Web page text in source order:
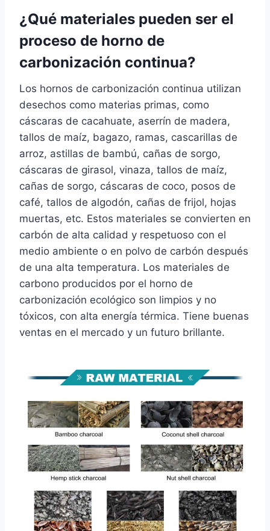
¿Qué materiales pueden ser el
proceso de horno de
carbonización continua?
Los hornos de carbonización continua utilizan
desechos como materias primas, como
cáscaras de cacahuate, aserrín de madera,
tallos de maíz, bagazo, ramas, cascarillas de
arroz, astillas de bambú, cañas de sorgo,
cáscaras de girasol, vinaza, tallos de maíz,
cañas de sorgo, cáscaras de coco, posos de
café, tallos de algodón, cañas de frijol, hojas
muertas, etc. Estos materiales se convierten en
carbón de alta calidad y respetuoso con el
medio ambiente o en polvo de carbón después
de una alta temperatura. Los materiales de
carbono producidos por el horno de
carbonización ecológico son limpios y no
tóxicos, con alta energía térmica. Tiene buenas
ventas en el mercado y un futuro brillante.